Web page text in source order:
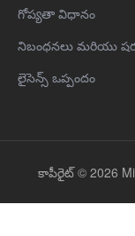
గోప్యతా విధానం
నిబంధనలు మరియు
లైసెన్స్ ఒప్పందం
కాపీరైట్ © 2026